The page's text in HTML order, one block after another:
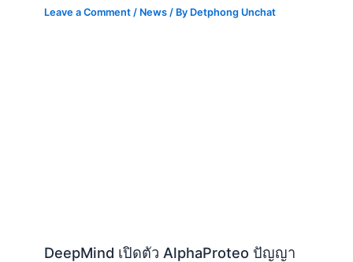
Leave a Comment / News / By Detphong Unchat
DeepMind เปิดตัว AlphaProteo ปัญญา